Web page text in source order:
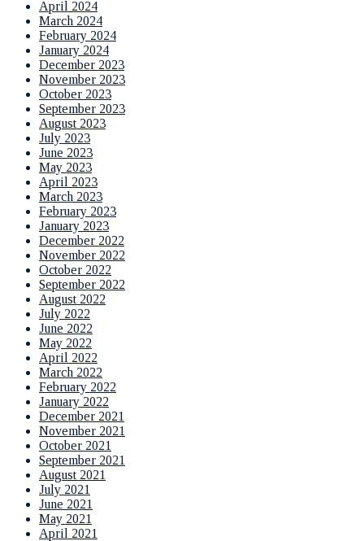
April 2024
March 2024
February 2024
January 2024
December 2023
November 2023
October 2023
September 2023
August 2023
July 2023
June 2023
May 2023
April 2023
March 2023
February 2023
January 2023
December 2022
November 2022
October 2022
September 2022
August 2022
July 2022
June 2022
May 2022
April 2022
March 2022
February 2022
January 2022
December 2021
November 2021
October 2021
September 2021
August 2021
July 2021
June 2021
May 2021
April 2021